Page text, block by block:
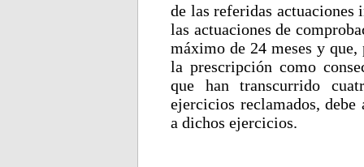
de las referidas
las actuaciones de
máximo de 24 meses y
la prescripción como
que han transcurrido
ejercicios reclamados,
a dichos ejercicios.